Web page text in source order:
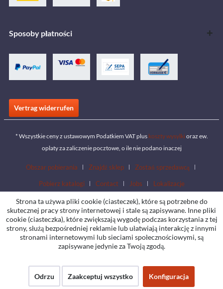
Sposoby płatności
Vertrag widerrufen
* Wszystkie ceny z ustawowym Podatkiem VAT plus koszty wysyłki oraz ew.
opłaty za zaliczenie pocztowe, o ile nie podano inaczej
Obszar pobierania Znajdź sklep Zostań sprzedawcą
Pobierz katalogi Contact Jobs Lokalizacje
Strona ta używa pliki cookie (ciasteczek), które są potrzebne do
skutecznej pracy strony internetowej i stale są zapisywane. Inne pliki
cookie (ciasteczka), które zwiększają wygodę podczas korzystania z tej
strony, służą bezpośredniej reklamie lub ułatwiają interakcję z innymi
stronami internetowymi lub sieciami społecznościowymi, są
zapisywane jedynie za Twoją zgodą.
Odrzu Zaakceptuj wszystko Konfiguracja